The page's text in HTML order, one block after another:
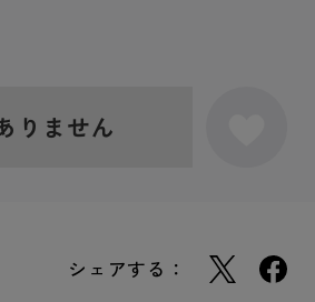
りません
シェアする：